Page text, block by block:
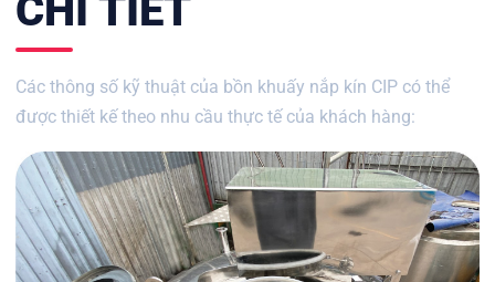
CHI TIẾT
Các thông số kỹ thuật của bồn khuấy nắp kín CIP có thể
được thiết kế theo nhu cầu thực tế của khách hàng: